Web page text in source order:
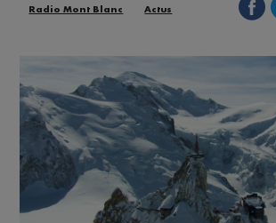
Radio Mont Blanc Actus